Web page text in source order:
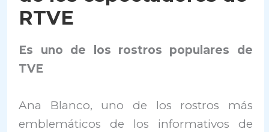
RTVE
Es uno de los rostros populares de
TVE
Ana Blanco, uno de los rostros más
emblemáticos de los informativos de